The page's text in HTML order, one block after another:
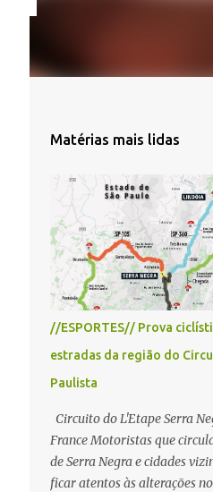
Matérias mais lidas
//ESPORTES// Prova
estradas da região do
Paulista
Circuito do L'Etape Serra
France Motoristas que
de Serra Negra e cidades
ficar atentos às alterações